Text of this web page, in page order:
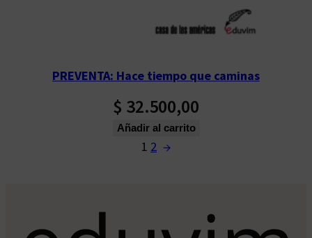
PREVENTA: Hace tiempo que caminas
$ 32.500,00
Añadir al carrito
1 2 →